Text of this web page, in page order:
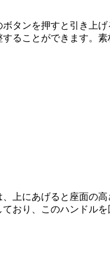
タンを押すと引き上
ることができます。
上にあげると座面の
おり、このハンドル